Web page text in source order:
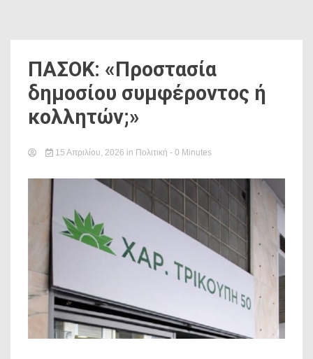
ΠΑΣΟΚ: «Προστασία
δημοσίου συμφέροντος ή
κολλητών;»
15 Απριλίου, 2026 in Πολιτική - 0 Minutes